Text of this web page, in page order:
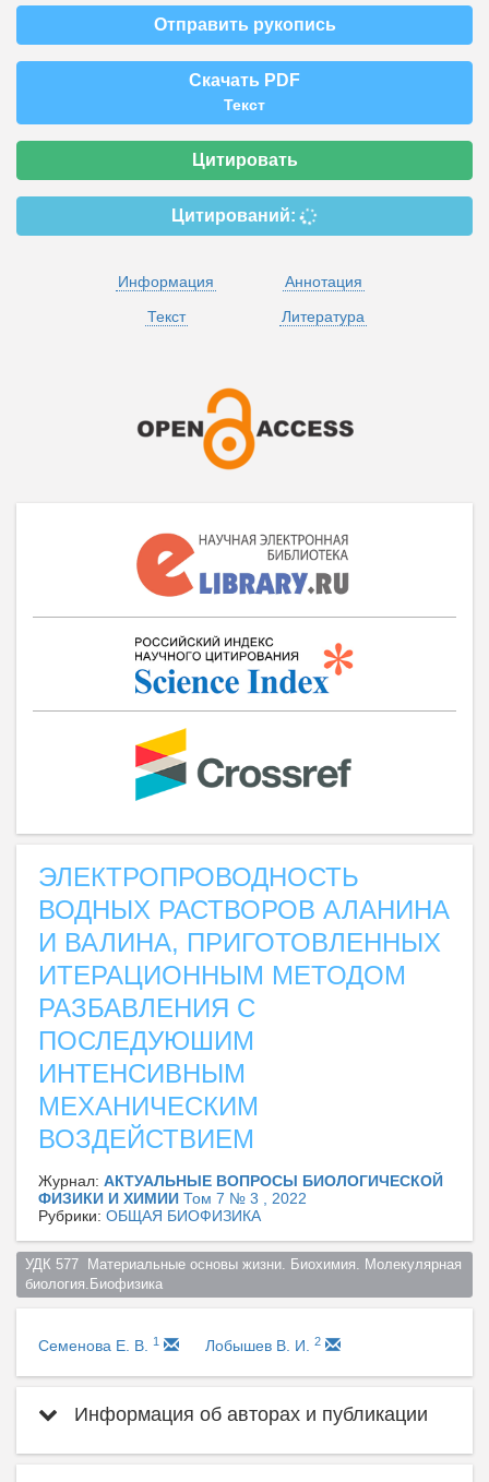
Отправить рукопись
Скачать PDF
Текст
Цитировать
Цитирований:
Информация
Аннотация
Текст
Литература
ЭЛЕКТРОПРОВОДНОСТЬ
ВОДНЫХ РАСТВОРОВ АЛАНИНА
И ВАЛИНА, ПРИГОТОВЛЕННЫХ
ИТЕРАЦИОННЫМ МЕТОДОМ
РАЗБАВЛЕНИЯ С
ПОСЛЕДУЮШИМ
ИНТЕНСИВНЫМ
МЕХАНИЧЕСКИМ
ВОЗДЕЙСТВИЕМ
Журнал: АКТУАЛЬНЫЕ ВОПРОСЫ БИОЛОГИЧЕСКОЙ
ФИЗИКИ И ХИМИИ Том 7 № 3 , 2022
Рубрики: ОБЩАЯ БИОФИЗИКА
УДК 577  Материальные основы жизни. Биохимия. Молекулярная
биология.Биофизика
Семенова Е. В. 1 Лобышев В. И. 2
Информация об авторах и публикации